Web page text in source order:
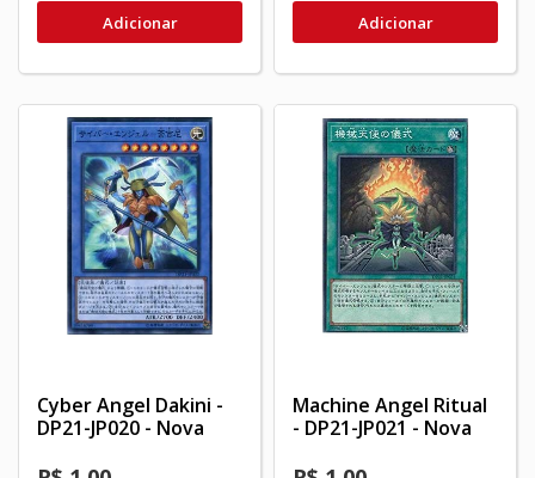
Adicionar Adicionar
Cyber Angel Dakini -
DP21-JP020 - Nova
Machine Angel Ritual
- DP21-JP021 - Nova